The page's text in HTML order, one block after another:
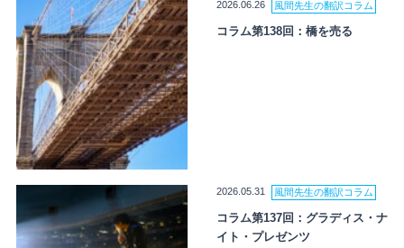
2026.06.26 風間先生の翻訳コラム
コラム第138回：橋を売る
2026.05.31 風間先生の翻訳コラム
コラム第137回：グラディス・ナ
イト・プレゼンツ